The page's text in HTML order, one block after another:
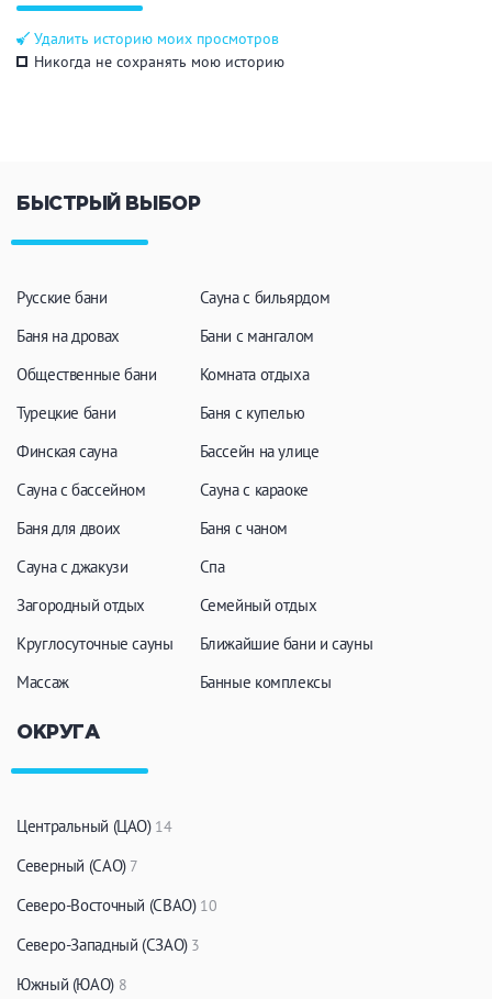
Общие
Аква-зона
Бассейн
Бассейн на улице
Развлечения
Бильярд
Караоке
Кальян
Настольные игры
Мангал/ барбекю
Со своей едой
Удобства
На берегу водоема
Детская комната
Сеновал
Удалить историю моих просмотров
Никогда не сохранять мою историю
БЫСТРЫЙ ВЫБОР
Русские бани
Баня на дровах
Общественные бани
Турецкие бани
Финская сауна
Сауна с бассейном
Баня для двоих
Сауна с джакузи
Загородный отдых
Круглосуточные сауны
Массаж
Сауна с бильярдом
Бани с мангалом
Комната отдыха
Баня с купелью
Бассейн на улице
Сауна с караоке
Баня с чаном
Спа
Семейный отдых
Ближайшие бани и сауны
Банные комплексы
ОКРУГА
Центральный (ЦАО) 14
Северный (САО) 7
Северо-Восточный (СВАО) 10
Северо-Западный (СЗАО) 3
Южный (ЮАО) 8